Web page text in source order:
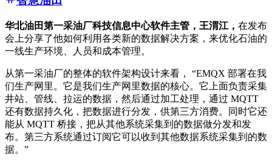
华北油田第一采油厂科技信息中心软件主管，王渭江， 在发布
会上分享了他如何利用各类新的数据解决方案，来优化石油的
一线生产环境、人员和成本管理。
从第一采油厂的整体的软件架构设计来看， “EMQX 部署在我
们生产网里。它是我们生产网里数据的核心。它上面负责采集
井站、管线、拉运的数据，然后通过加工处理，通过 MQTT
还有数据持久化，把数据进行分发，供第三方消费。同时它还
能从 MQTT 桥接，把从其他系统采集到的数据做分发和发
布。第三方系统通过订阅它可以收到其他数据系统采集到的数
据。”